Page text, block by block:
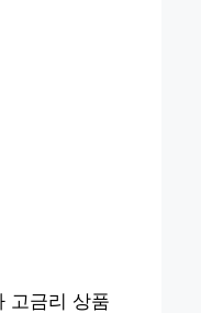
고금리 상품